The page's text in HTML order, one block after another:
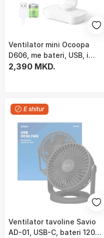
Ventilator mini Ocoopa
D606, me bateri, USB, i
bardhë
2,390 MKD.
E shitur
Ventilator tavoline Savio
AD-01, USB-C, bateri 1200